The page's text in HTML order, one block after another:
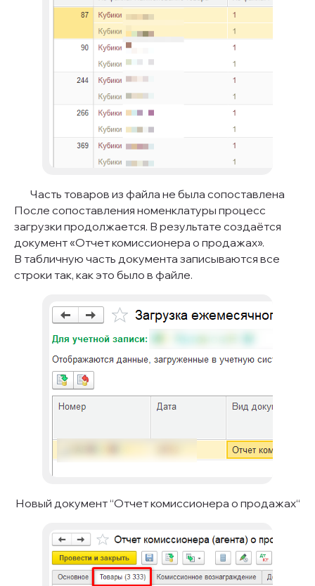
Часть товаров из файла не была сопоставлена
После сопоставления номенклатуры процесс
загрузки продолжается. В результате создаётся
документ «Отчет комиссионера о продажах».
В табличную часть документа записываются все
строки так, как это было в файле.
Новый документ “Отчет комиссионера о продажах“
На связи по будням
с 9:00 до 18:00
Остались
вопросы? Мы
готовы помочь
На связи по будням с 9:00 до 18:00
info@1norm.ru
+7 (495) 128-17-50
@KokorinAV
Блог в телеграм
МAX-бот
Политика конфиденицальности
О компании
Готовые решения